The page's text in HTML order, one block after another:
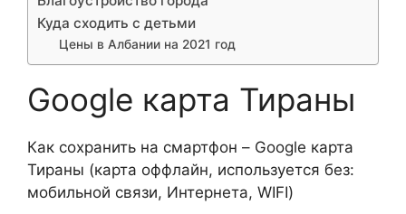
Куда сходить с детьми
Цены в Албании на 2021 год
Google карта Тираны
Как сохранить на смартфон – Google карта
Тираны (карта оффлайн, используется без:
мобильной связи, Интернета, WIFI)